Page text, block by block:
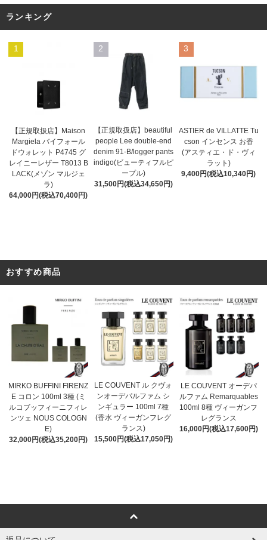
ランキング
1
【正規取扱店】Maison
Margiela バイフォール
ドウォレット P4745 グ
レイニーレザー T8013 B
LACK(メゾン マルジェ
ラ)
64,000円(税込70,400円)
2
【正規取扱店】beautiful
people Lee double-end
denim 91-B/logger pants
indigo(ビューティフルピ
ープル)
31,500円(税込34,650円)
3
ASTIER de VILLATTE Tu
cson インセンス お香
(アスティエ・ド・ヴィ
ラット)
9,400円(税込10,340円)
おすすめ商品
MIRKO BUFFINI FIRENZ
E コロン 100ml 3種 (ミ
ルコブッフィーニフィレ
ンツェ NOUS COLOGN
E)
32,000円(税込35,200円)
LE COUVENT ル クヴォ
ンオーデパルファム シ
ンギュラー 100ml 7種
(香水 ヴィーガンフレグ
ランス)
15,500円(税込17,050円)
LE COUVENT オーデパ
ルファム Remarquables
100ml 8種 ヴィーガンフ
レグランス
16,000円(税込17,600円)